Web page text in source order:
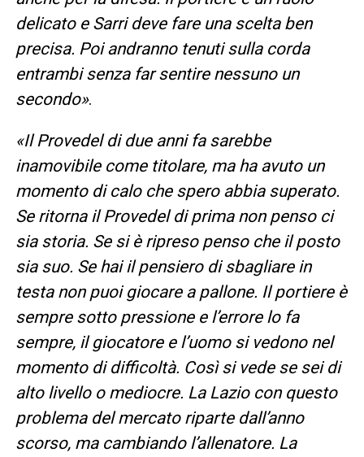
delicato e Sarri deve fare una scelta ben
precisa. Poi andranno tenuti sulla corda
entrambi senza far sentire nessuno un
secondo».
«Il Provedel di due anni fa sarebbe
inamovibile come titolare, ma ha avuto un
momento di calo che spero abbia superato.
Se ritorna il Provedel di prima non penso ci
sia storia. Se si è ripreso penso che il posto
sia suo. Se hai il pensiero di sbagliare in
testa non puoi giocare a pallone. Il portiere è
sempre sotto pressione e l’errore lo fa
sempre, il giocatore e l’uomo si vedono nel
momento di difficoltà. Così si vede se sei di
alto livello o mediocre. La Lazio con questo
problema del mercato riparte dall’anno
scorso, ma cambiando l’allenatore. La